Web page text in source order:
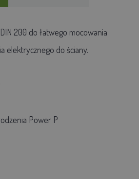
200 do łatwego mocowania
elektrycznego do ściany.
Power P